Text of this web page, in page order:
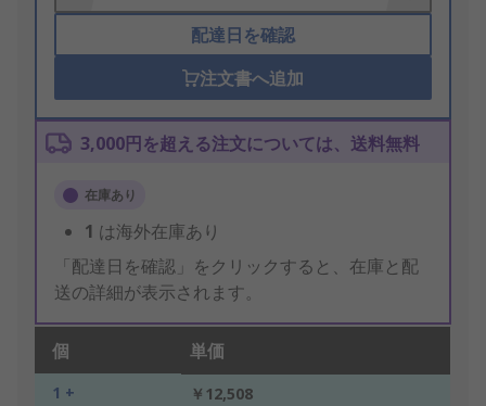
配達日を確認
注文書へ追加
3,000円を超える注文については、送料無料
在庫あり
1 は海外在庫あり
「配達日を確認」をクリックすると、在庫と配
送の詳細が表示されます。
個 単価
1 + ￥12,508